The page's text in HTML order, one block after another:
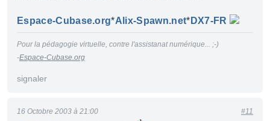
Espace-Cubase.org*Alix-Spawn.net* DX7-FR
Pour la pédagogie virtuelle, contre l'assistanat numérique... ;-)
-Espace-Cubase.org
signaler
16 Octobre 2003 à 21:00 #11